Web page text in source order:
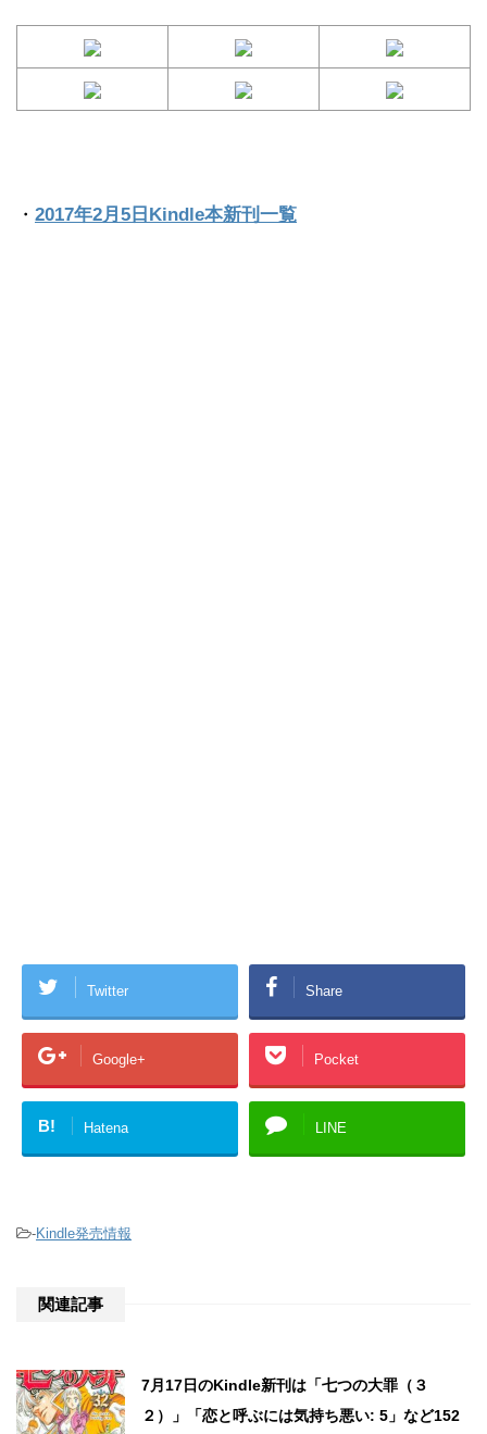
・ 2017年2月5日Kindle本新刊一覧
Twitter Share
Google+ Pocket
B! Hatena LINE
-Kindle発売情報
関連記事
7月17日のKindle新刊は「七つの大罪（３
２）」「恋と呼ぶには気持ち悪い: 5」など152